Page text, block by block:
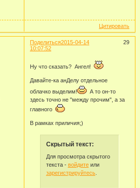
Цитировать
Поделиться 29
2015-04-14
10:07:52
Ну что сказать? Ангел!
Давайте-ка анДелу отдельное
облачко выделим!
А то он-то
здесь точно не "между прочим", а за
главного
В рамках приличия;)
Скрытый текст:
Для просмотра скрытого
текста - войдитеили
зарегистрируйтесь.